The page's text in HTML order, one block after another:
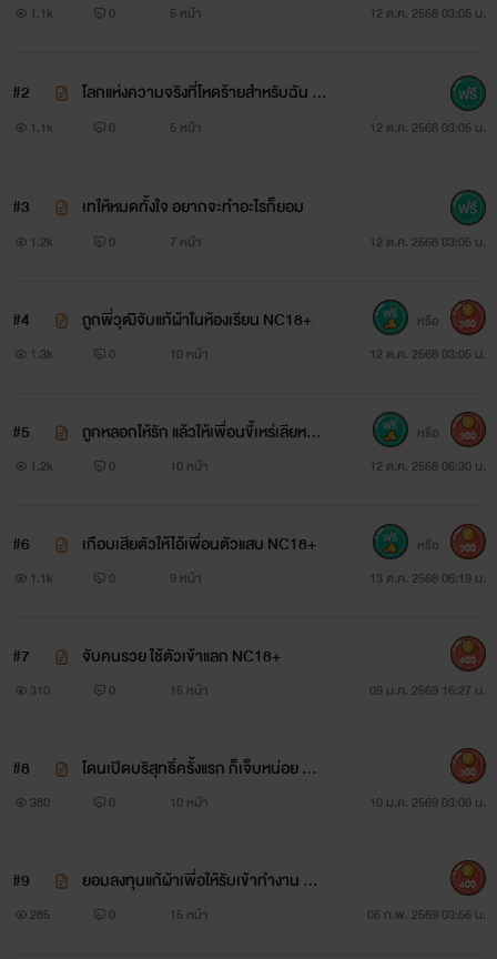
1.1k 0 5 หน้า 12 ต.ค. 2568 03:05 น.
#2
โลกแห่งความจริงที่โหดร้ายสำหรับฉัน N
C18+
1.1k 0 5 หน้า 12 ต.ค. 2568 03:05 น.
#3 เทให้หมดทั้งใจ อยากจะทำอะไรก็ยอม
1.2k 0 7 หน้า 12 ต.ค. 2568 03:05 น.
#4 ถูกพี่วุฒิิจับแก้ผ้าในห้องเรียน NC18+
1.3k 0 10 หน้า 12 ต.ค. 2568 03:05 น.
หรือ 300
#5
ถูกหลอกให้รัก แล้วให้เพื่อนขี้เหร่เลียหอย
NC18+
1.2k 0 10 หน้า 12 ต.ค. 2568 06:30 น.
หรือ 300
#6 เกือบเสียตัวให้ไอ้เพื่อนตัวแสบ NC18+
1.1k 0 9 หน้า 13 ต.ค. 2568 06:19 น.
หรือ 300
#7 จับคนรวย ใช้ตัวเข้าแลก NC18+
310 0 15 หน้า 09 ม.ค. 2569 16:27 น.
400
#8
โดนเปิดบริสุทธิ์ครั้งแรก ก็เจ็บหน่อย NC
18+
380 0 10 หน้า 10 ม.ค. 2569 03:00 น.
300
#9
ยอมลงทุนแก้ผ้าเพื่อให้รับเข้าทำงาน NC
18+
285 0 15 หน้า 05 ก.พ. 2569 03:56 น.
400